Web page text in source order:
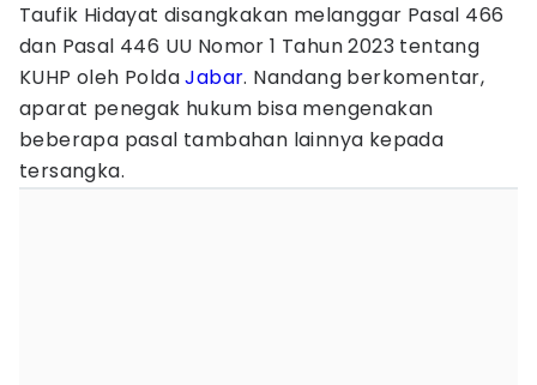
Taufik Hidayat disangkakan melanggar Pasal 466
dan Pasal 446 UU Nomor 1 Tahun 2023 tentang
KUHP oleh PoldaJabar. Nandang berkomentar,
aparat penegak hukum bisa mengenakan
beberapa pasal tambahan lainnya kepada
tersangka.